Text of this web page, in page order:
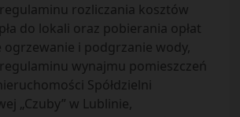
rozliczania kosztów
do lokali oraz pobierania opłat
ogrzewanie i podgrzanie wody,
wynajmu pomieszczeń
Spółdzielni
„Czuby” w Lublinie,